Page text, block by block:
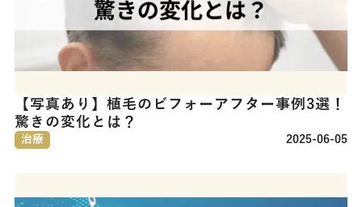
【写真あり】植毛のビフォーアフター事例3選！
驚きの変化とは？
治療 2025-06-05